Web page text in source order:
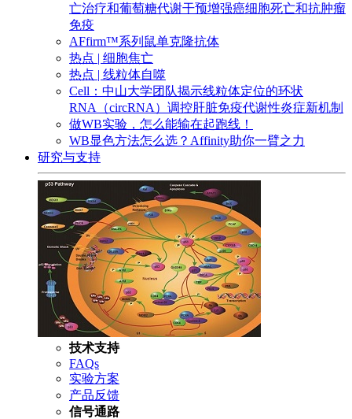
亡治疗和葡萄糖代谢干预增强癌细胞死亡和抗肿瘤
免疫
AFfirm™系列鼠单克隆抗体
热点 | 细胞焦亡
热点 | 线粒体自噬
Cell：中山大学团队揭示线粒体定位的环状
RNA（circRNA）调控肝脏免疫代谢性炎症新机制
做WB实验，怎么能输在起跑线！
WB显色方法怎么选？Affinity助你一臂之力
研究与支持
技术支持
FAQs
实验方案
产品反馈
信号通路